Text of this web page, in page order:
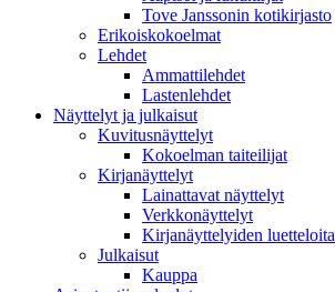
Tove Janssonin kotikirjasto
Erikoiskokoelmat
Lehdet
Ammattilehdet
Lastenlehdet
Näyttelyt ja julkaisut
Kuvitusnäyttelyt
Kokoelman taiteilijat
Kirjanäyttelyt
Lainattavat näyttelyt
Verkkonäyttelyt
Kirjanäyttelyiden luetteloita
Julkaisut
Kauppa